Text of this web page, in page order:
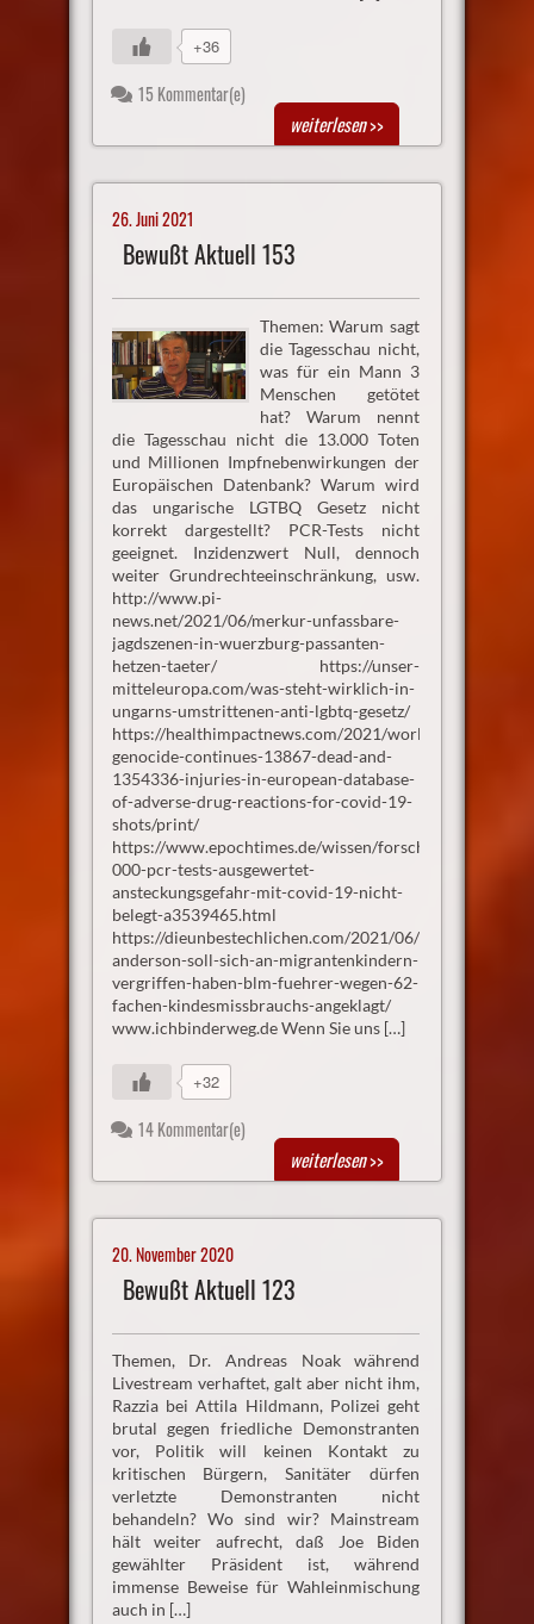
+36
15 Kommentar(e)
weiterlesen>>
26. Juni 2021
Bewußt Aktuell 153
Themen: Warum sagt
die Tagesschau nicht,
was für ein Mann 3
Menschen getötet
hat? Warum nennt
die Tagesschau nicht die 13.000 Toten
und Millionen Impfnebenwirkungen der
Europäischen Datenbank? Warum wird
das ungarische LGTBQ Gesetz nicht
korrekt dargestellt? PCR-Tests nicht
geeignet. Inzidenzwert Null, dennoch
weiter Grundrechteeinschränkung, usw.
http://www.pi-
news.net/2021/06/merkur-unfassbare-
jagdszenen-in-wuerzburg-passanten-
hetzen-taeter/ https://unser-
mitteleuropa.com/was-steht-wirklich-in-
ungarns-umstrittenen-anti-lgbtq-gesetz/
https://healthimpactnews.com/2021/worldwide-
genocide-continues-13867-dead-and-
1354336-injuries-in-european-database-
of-adverse-drug-reactions-for-covid-19-
shots/print/
https://www.epochtimes.de/wissen/forschung/190-
000-pcr-tests-ausgewertet-
ansteckungsgefahr-mit-covid-19-nicht-
belegt-a3539465.html
https://dieunbestechlichen.com/2021/06/tay-
anderson-soll-sich-an-migrantenkindern-
vergriffen-haben-blm-fuehrer-wegen-62-
fachen-kindesmissbrauchs-angeklagt/
www.ichbinderweg.de Wenn Sie uns […]
+32
14 Kommentar(e)
weiterlesen>>
20. November 2020
Bewußt Aktuell 123
Themen, Dr. Andreas Noak während
Livestream verhaftet, galt aber nicht ihm,
Razzia bei Attila Hildmann, Polizei geht
brutal gegen friedliche Demonstranten
vor, Politik will keinen Kontakt zu
kritischen Bürgern, Sanitäter dürfen
verletzte Demonstranten nicht
behandeln? Wo sind wir? Mainstream
hält weiter aufrecht, daß Joe Biden
gewählter Präsident ist, während
immense Beweise für Wahleinmischung
auch in […]